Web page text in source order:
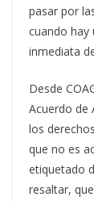
pasar por
cuando hay
inmediata
Desde
Acuerdo de
los
que no es
etiquetado
resaltar,